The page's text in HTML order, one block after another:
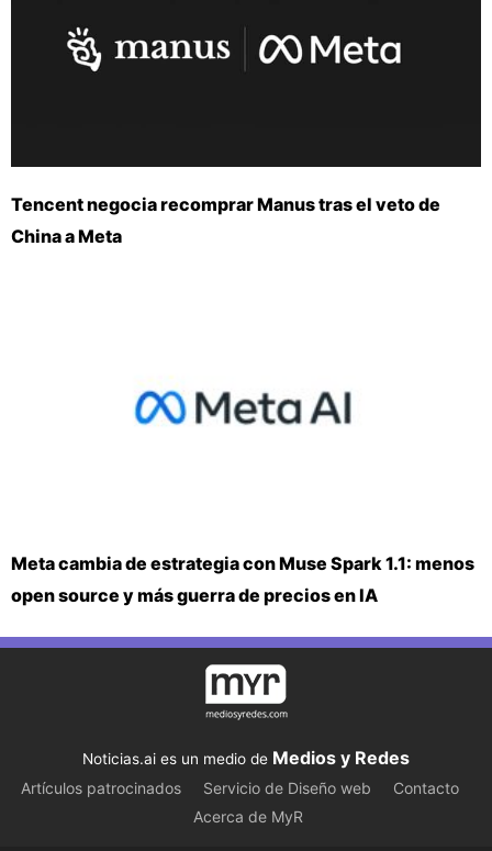
Tencent negocia recomprar Manus tras el veto de
China a Meta
Meta cambia de estrategia con Muse Spark 1.1: menos
open source y más guerra de precios en IA
Noticias.ai es un medio de Medios y Redes
Artículos patrocinados Servicio de Diseño web
Contacto
Acerca de MyR